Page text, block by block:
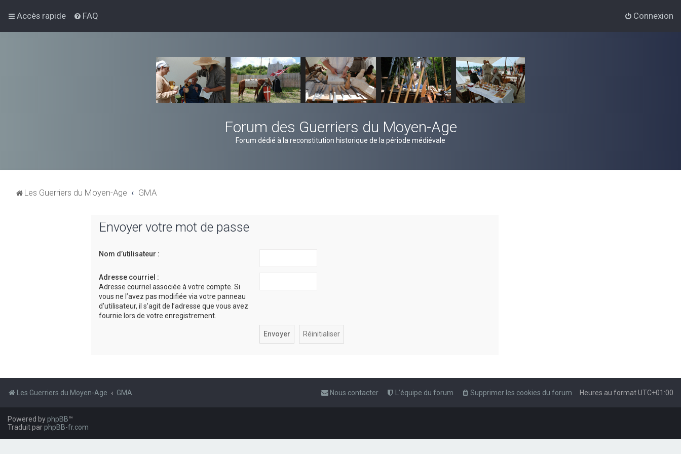
Accès rapide FAQ Connexion
Forum des Guerriers du Moyen-Age
Forum dédié à la reconstitution historique de la période médiévale
Les Guerriers du Moyen-Age GMA
Envoyer votre mot de passe
Nom d’utilisateur :
Adresse courriel :
Adresse courriel associée à votre compte. Si
vous ne l’avez pas modifiée via votre panneau
d’utilisateur, il s’agit de l’adresse que vous avez
fournie lors de votre enregistrement.
Les Guerriers du Moyen-Age GMA Heures au formatUTC+01:00
Supprimer les cookies du forum
L’équipe du forum
Nous contacter
Powered byphpBB™
Traduit parphpBB-fr.com